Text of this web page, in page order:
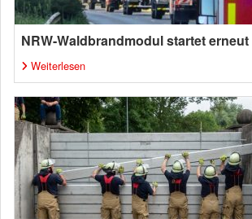
NRW-Waldbrandmodul startet
Weiterlesen